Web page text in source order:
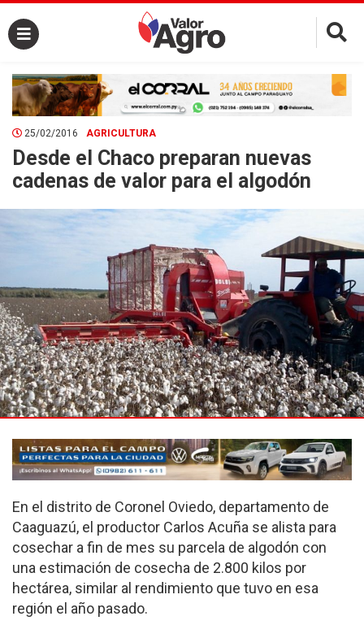
×
25/02/2016 AGRICULTURA
Desde el Chaco preparan nuevas
cadenas de valor para el algodón
En el distrito de Coronel Oviedo, departamento de
Caaguazú, el productor Carlos Acuña se alista para
cosechar a fin de mes su parcela de algodón con
una estimación de cosecha de 2.800 kilos por
hectárea, similar al rendimiento que tuvo en esa
región el año pasado.